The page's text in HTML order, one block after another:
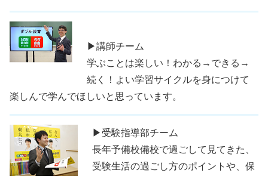
▶講師チーム
学ぶことは楽しい！わかる→できる→
続く！よい学習サイクルを身につけて
楽しんで学んでほしいと思っています。
▶受験指導部チーム
長年予備校備校で過ごして見てきた、
受験生活の過ごし方のポイントや、保